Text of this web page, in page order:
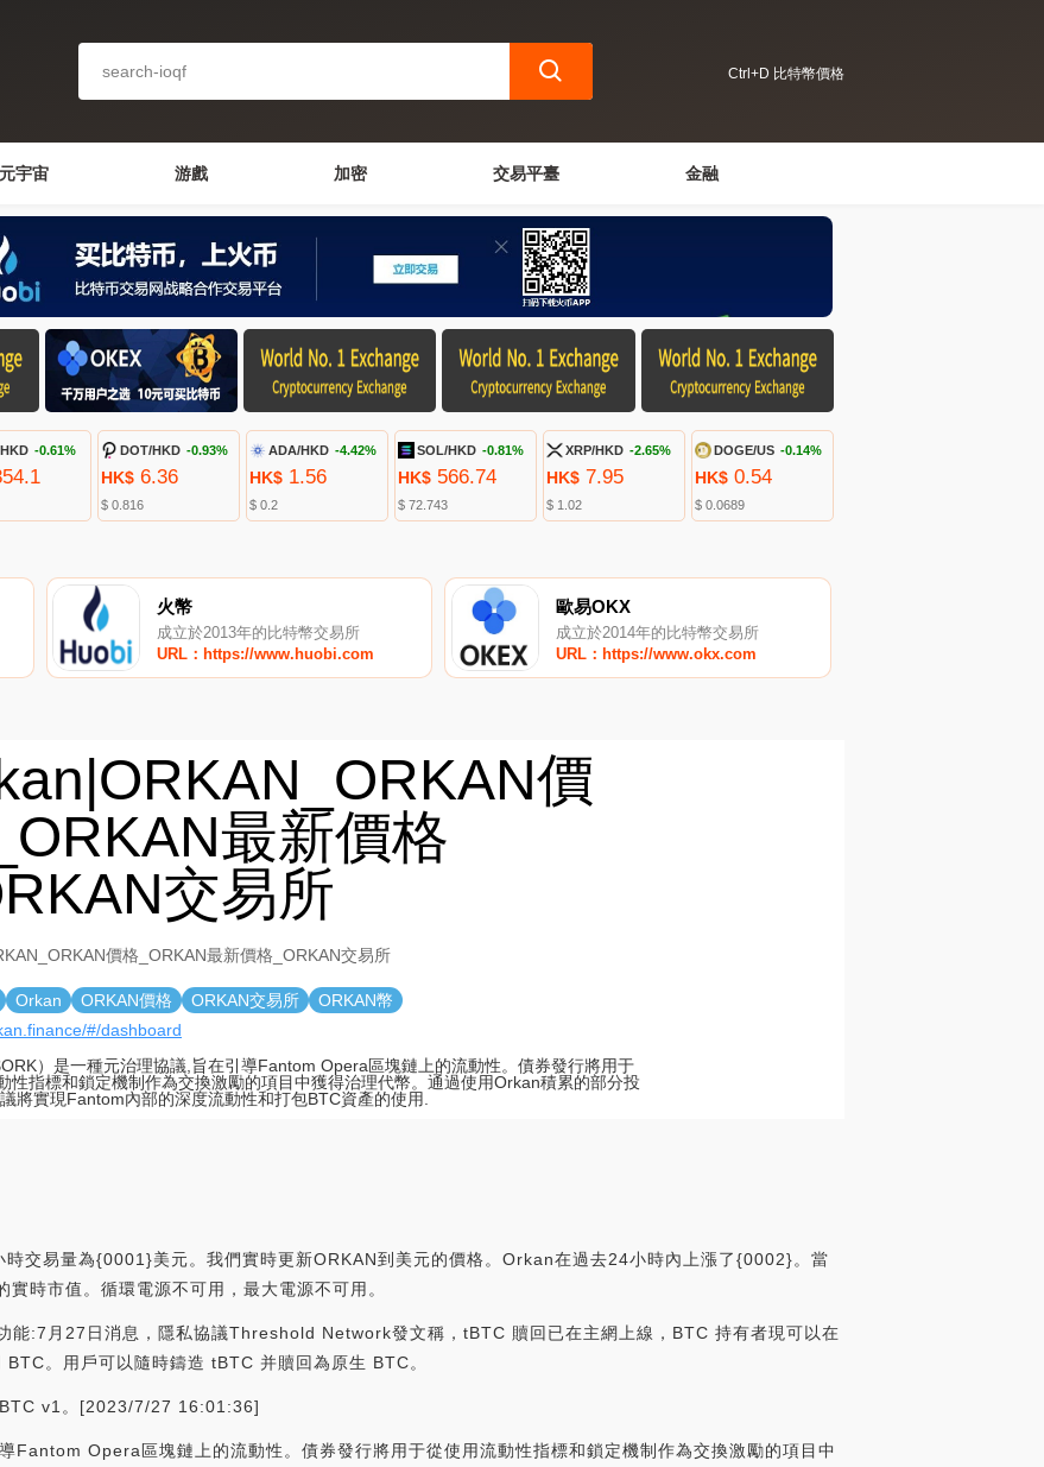
Ctrl+D 比特幣價格
元宇宙 游戲 加密 交易平臺 金融
-0.61% DOT/HKD -0.93%
HK$6.36
$ 0.816
ADA/HKD -4.42%
HK$1.56
$ 0.2
SOL/HKD -0.81%
HK$ 566.74
$ 72.743
XRP/HKD -2.65%
HK$ 7.95
$ 1.02
DOGE/US -0.14%
HK$ 0.54
$ 0.0689
火幣
成立於2013年的比特幣交易所
URL：https://www.huobi.com
歐易OKX
成立於2014年的比特幣交易所
URL：https://www.okx.com
價
最新價格
交易所
價格_ORKAN最新價格_ORKAN交易所
Orkan ORKAN價格 ORKAN交易所
ORKAN幣
#/dashboard
）是一種元治理協議,旨在引導Fantom Opera區塊鏈上的流動性。債券發行將用于
性指標和鎖定機制作為交換激勵的項目中獲得治理代幣。通過使用Orkan積累的部分投
將實現Fantom內部的深度流動性和打包BTC資產的使用.
交易量為{0001}美元。我們實時更新ORKAN到美元的價格。Orkan在過去24小時內上漲了{0002}。當
時市值。循環電源不可用，最大電源不可用。
:7月27日消息，隱私協議Threshold Network發文稱，tBTC 贖回已在主網上線，BTC 持有者現可以在
。用戶可以隨時鑄造 tBTC 并贖回為原生 BTC。
v1。[2023/7/27 16:01:36]
Fantom Opera區塊鏈上的流動性。債券發行將用于從使用流動性指標和鎖定機制作為交換激勵的項目中